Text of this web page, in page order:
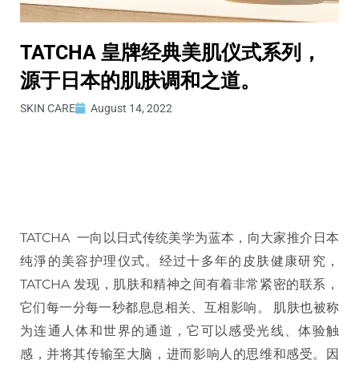
TATCHA 皇牌经典美肌仪式系列，
源于日本的肌肤调和之道。
SKIN CARE August 14, 2022
TATCHA 一向以日式传统美学为蓝本，向大家推介日本
纯淨的美容护理仪式。经过十多年的皮肤健康研究，
TATCHA 发现，肌肤和精神之间有着非常紧密的联系，
它们每一分每一秒都息息相关、互相影响。 肌肤也被称
为连通人体和世界的通道，它可以感受光线、体验触
感，并将其传输至大脑，进而影响人的思维和感受。因